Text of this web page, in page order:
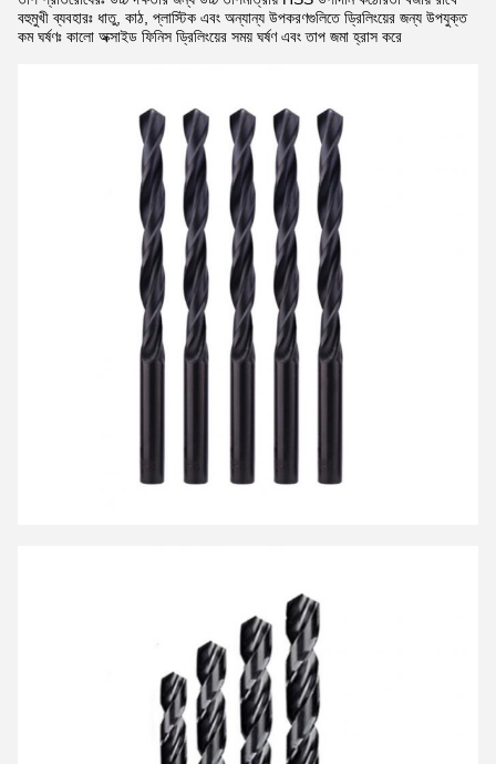
বহুমুখী ব্যবহারঃ ধাতু, কাঠ, প্লাস্টিক এবং অন্যান্য উপকরণগুলিতে ড্রিলিংয়ের জন্য উপযুক্ত
কম ঘর্ষণঃ কালো অক্সাইড ফিনিস ড্রিলিংয়ের সময় ঘর্ষণ এবং তাপ জমা হ্রাস করে